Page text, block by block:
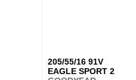
205/55/16 91V
EAGLE SPORT 2